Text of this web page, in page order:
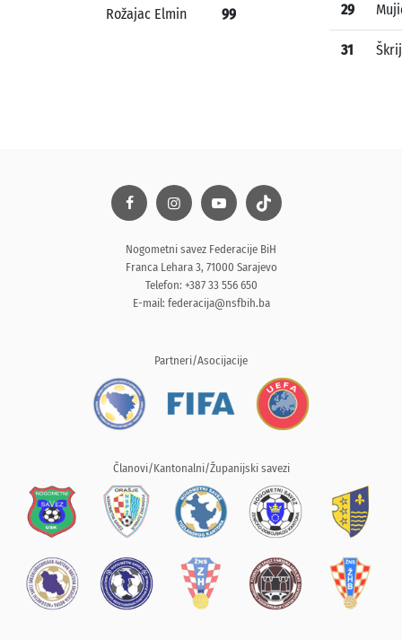
Rožajac Elmin 99 29
31
Nogometni savez Federacije BiH
Franca Lehara 3, 71000 Sarajevo
Telefon: +387 33 556 650
E-mail: federacija@nsfbih.ba
Partneri/Asocijacije
Članovi/Kantonalni/Županijski savezi